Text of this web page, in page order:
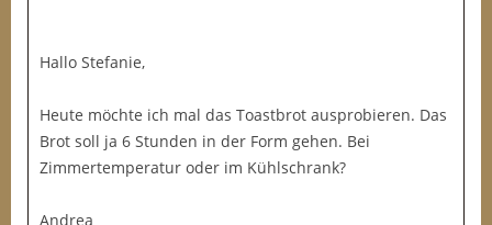
Hallo Stefanie,
Heute möchte ich mal das Toastbrot ausprobieren. Das
Brot soll ja 6 Stunden in der Form gehen. Bei
Zimmertemperatur oder im Kühlschrank?
Andrea